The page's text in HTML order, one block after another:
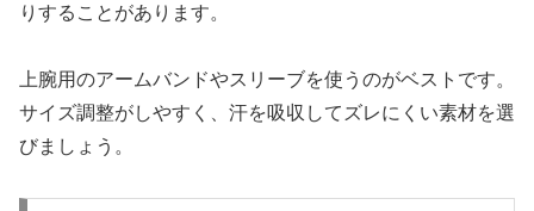
りすることがあります。
上腕用のアームバンドやスリーブを使うのがベストです。
サイズ調整がしやすく、汗を吸収してズレにくい素材を選
びましょう。